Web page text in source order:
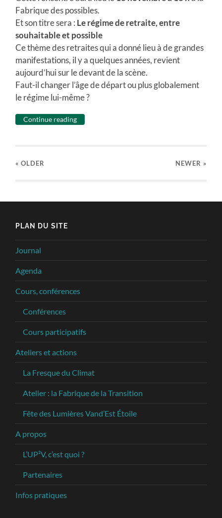
Fabrique des possibles.
Et son titre sera : Le régime de retraite, entre
souhaitable et possible
Ce thème des retraites qui a donné lieu à de grandes
manifestations, il y a quelques années, revient
aujourd’hui sur le devant de la scène.
Faut-il changer l’âge de départ ou plus globalement
le régime lui-même ?
Continue reading
« OLDER NEWER »
PLAN DU SITE
Journal
Agenda
Cours, conférences
Conférences
Cours participatifs
Ateliers et actions
La Fresque du Climat
Atelier : la Fabrique de la Transition
Fête des Lumières Vand’Est Étoile
A propos
L’UP²V, c’est quoi ?
Partenaires
Infos pratiques